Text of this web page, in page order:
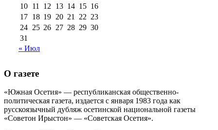
10 11 12 13 14 15 16
17 18 19 20 21 22 23
24 25 26 27 28 29 30
31
« Июл
О газете
«Южная Осетия» — республиканская общественно-
политическая газета, издается с января 1983 года как
русскоязычный дубляж осетинской национальной газеты
«Советон Ирыстон» — «Советская Осетия».